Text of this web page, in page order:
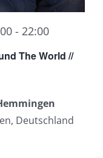
The World //
- 22:00
Deutschland